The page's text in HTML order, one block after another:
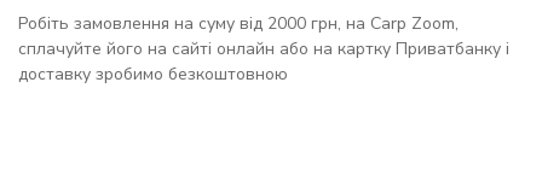
Робіть замовлення на суму від 2000 грн, на Carp Zoom,
сплачуйте його на сайті онлайн або на картку Приватбанку і
доставку зробимо безкоштовною